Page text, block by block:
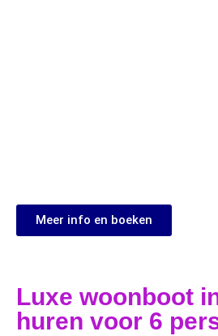
Meer info en boeken
Luxe woonboot
huren voor 6